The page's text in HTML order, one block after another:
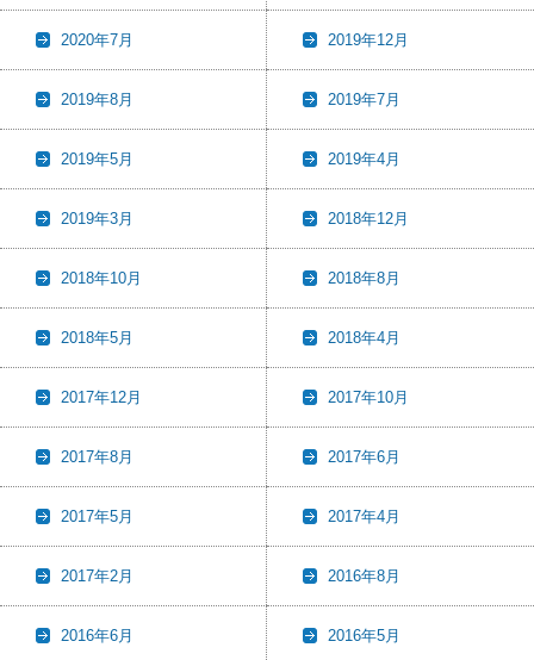
2020年7月 2019年12月
2019年8月 2019年7月
2019年5月 2019年4月
2019年3月 2018年12月
2018年10月 2018年8月
2018年5月 2018年4月
2017年12月 2017年10月
2017年8月 2017年6月
2017年5月 2017年4月
2017年2月 2016年8月
2016年6月 2016年5月